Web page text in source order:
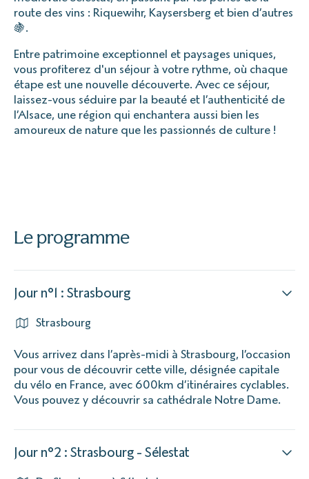
route des vins : Riquewihr, Kaysersberg et bien d’autres
🍇.
Entre patrimoine exceptionnel et paysages uniques,
vous profiterez d'un séjour à votre rythme, où chaque
étape est une nouvelle découverte. Avec ce séjour,
laissez-vous séduire par la beauté et l’authenticité de
l’Alsace, une région qui enchantera aussi bien les
amoureux de nature que les passionnés de culture !
Le programme
Jour n°1 : Strasbourg
Strasbourg
Vous arrivez dans l’après-midi à Strasbourg, l’occasion
pour vous de découvrir cette ville, désignée capitale
du vélo en France, avec 600km d’itinéraires cyclables.
Vous pouvez y découvrir sa cathédrale Notre Dame.
Jour n°2 : Strasbourg - Sélestat